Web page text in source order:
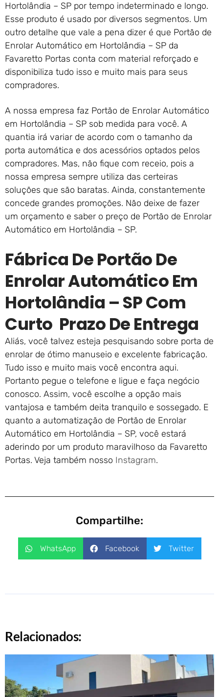
Hortolândia – SP por tempo indeterminado e longo.
Esse produto é usado por diversos segmentos. Um
outro detalhe que vale a pena dizer é que Portão de
Enrolar Automático em Hortolândia – SP da
Favaretto Portas conta com material reforçado e
disponibiliza tudo isso e muito mais para seus
compradores.
A nossa empresa faz Portão de Enrolar Automático
em Hortolândia – SP sob medida para você. A
quantia irá variar de acordo com o tamanho da
porta automática e dos acessórios optados pelos
compradores. Mas, não fique com receio, pois a
nossa empresa sempre utiliza das certeiras
soluções que são baratas. Ainda, constantemente
concede grandes promoções. Não deixe de fazer
um orçamento e saber o preço de Portão de Enrolar
Automático em Hortolândia – SP.
Fábrica De Portão De
Enrolar Automático Em
Hortolândia – SP Com
Curto Prazo De Entrega
Aliás, você talvez esteja pesquisando sobre porta de
enrolar de ótimo manuseio e excelente fabricação.
Tudo isso e muito mais você encontra aqui.
Portanto pegue o telefone e ligue e faça negócio
conosco. Assim, você escolhe a opção mais
vantajosa e também deita tranquilo e sossegado. E
quanto a automatização de Portão de Enrolar
Automático em Hortolândia – SP, você estará
aderindo por um produto maravilhoso da Favaretto
Portas. Veja também nosso Instagram.
Compartilhe:
WhatsApp Facebook Twitter
Relacionados: